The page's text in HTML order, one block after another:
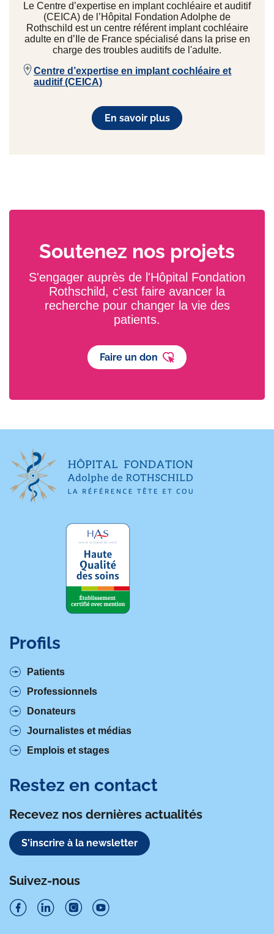
Le Centre d’expertise en implant cochléaire et auditif
(CEICA) de l’Hôpital Fondation Adolphe de
Rothschild est un centre référent implant cochléaire
adulte en d’Ile de France spécialisé dans la prise en
charge des troubles auditifs de l'adulte.
Centre d’expertise en implant cochléaire et
auditif (CEICA)
En savoir plus
Soutenez nos projets
S'engager auprès de l'Hôpital Fondation
Rothschild, c'est faire avancer la
recherche pour changer la vie des
patients.
Faire un don
Profils
Patients
Professionnels
Donateurs
Journalistes et médias
Emplois et stages
Restez en contact
Recevez nos dernières actualités
S'inscrire à la newsletter
Suivez-nous